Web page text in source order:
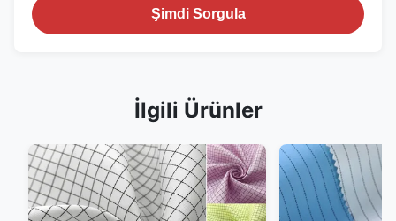
Şimdi Sorgula
İlgili Ürünler